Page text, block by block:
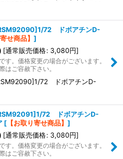
72 ドボアチンD-
せ商品】 ]
[通常販売価格: 3,080円]
す。価格変更の場合がございます。
はご容赦下さい。
72 ドボアチンD-
72 ドボアチンD-
[ 【お取り寄せ商品】 ]
[通常販売価格: 3,080円]
す。価格変更の場合がございます。
はご容赦下さい。